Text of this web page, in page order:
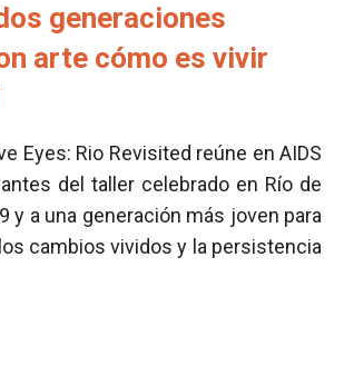
generaciones
arte cómo es vivir
Eyes: Rio Revisited reúne en AIDS
del taller celebrado en Río de
y a una generación más joven para
cambios vividos y la persistencia